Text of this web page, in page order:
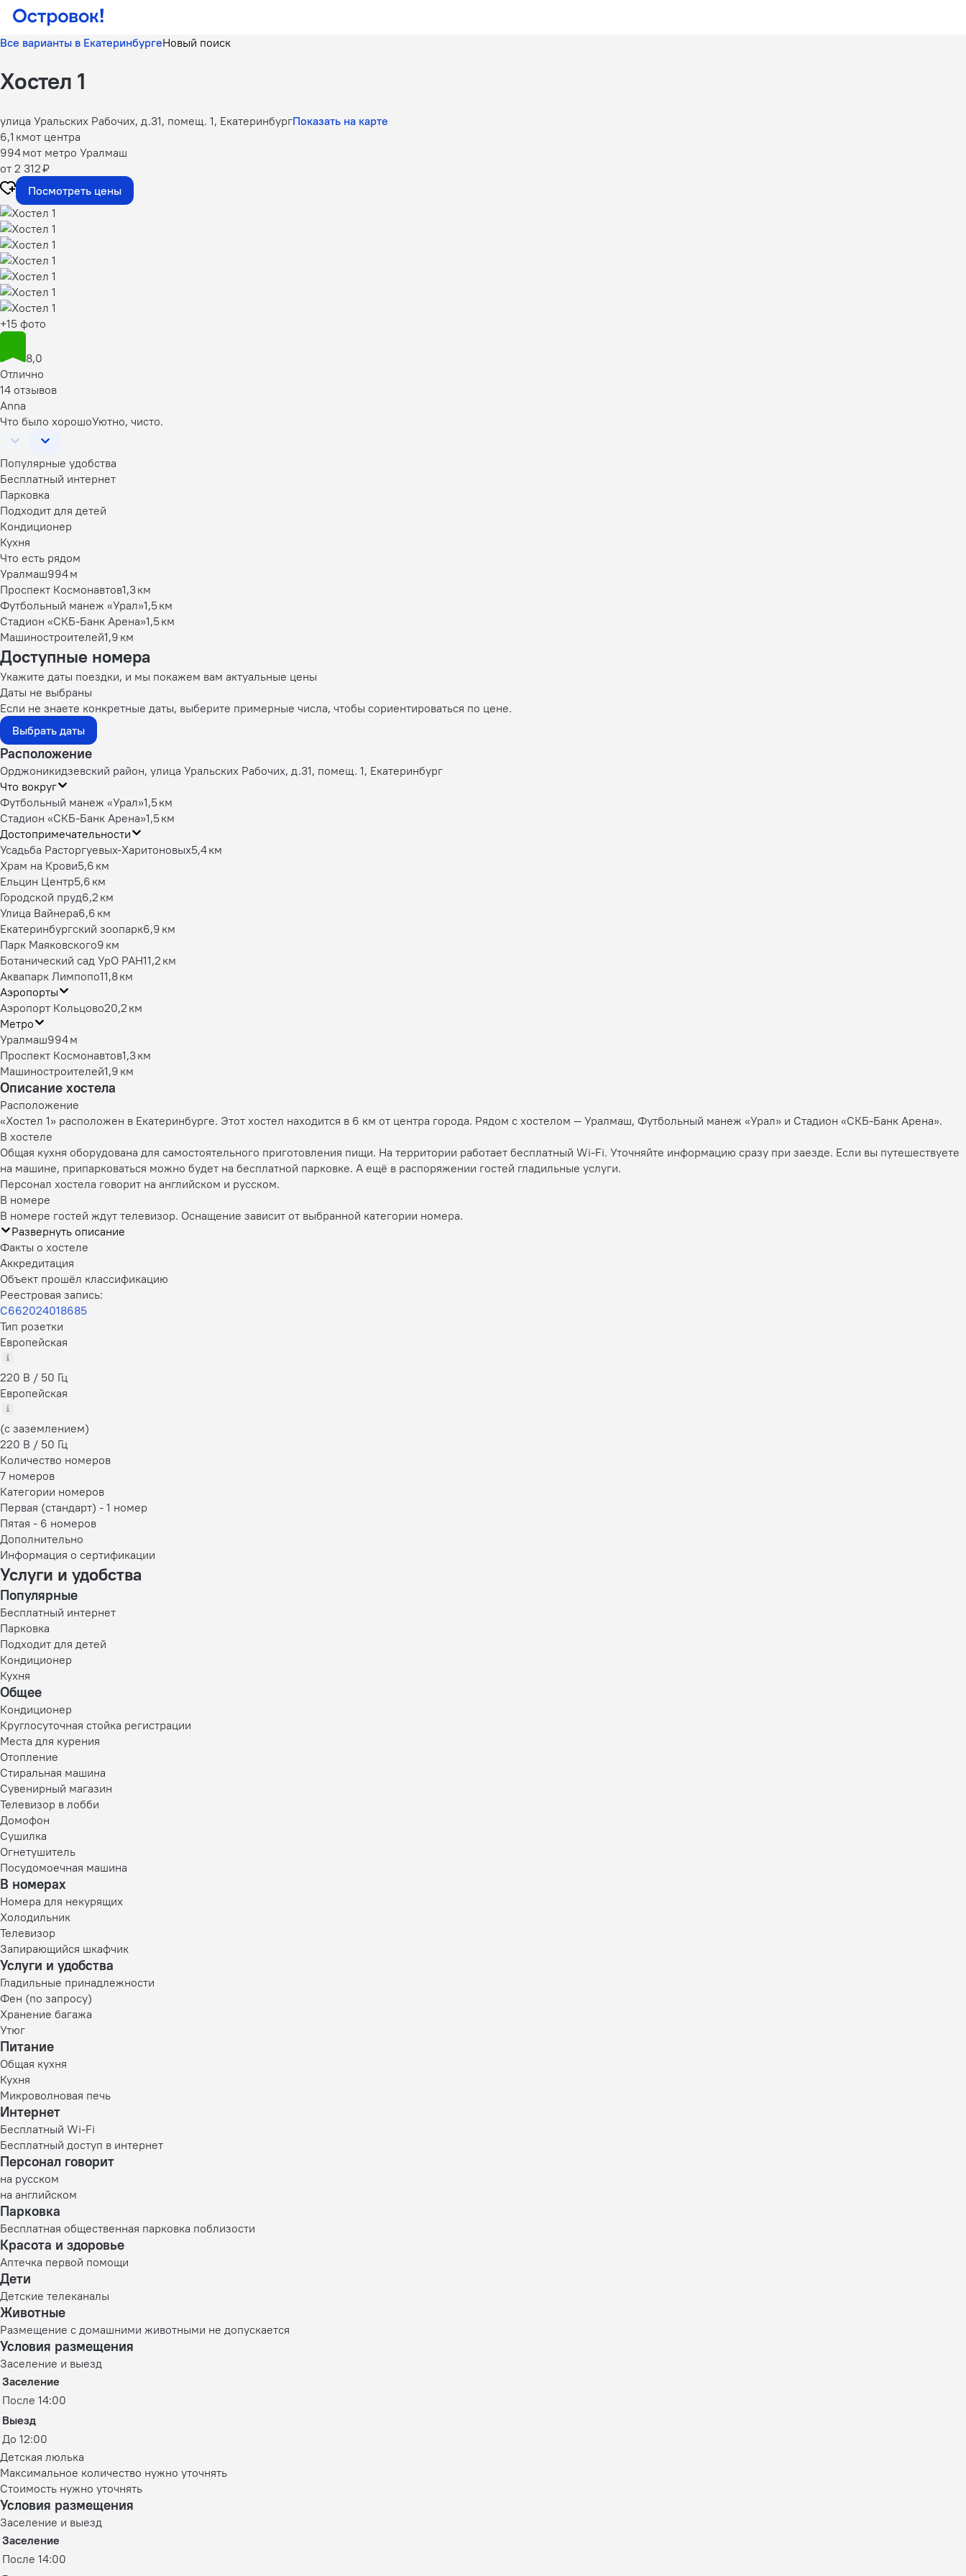
Все варианты в ЕкатеринбургеНовый поиск
Хостел 1
улица Уральских Рабочих, д.31, помещ. 1, ЕкатеринбургПоказать на карте
6,1 кмот центра
994 мот метро Уралмаш
от 2 312 ₽
Посмотреть цены
+15 фото
8,0
Отлично
14 отзывов
Anna
Что было хорошоУютно, чисто.
Популярные удобства
Бесплатный интернет
Парковка
Подходит для детей
Кондиционер
Кухня
Что есть рядом
Уралмаш994 м
Проспект Космонавтов1,3 км
Футбольный манеж «Урал»1,5 км
Стадион «СКБ-Банк Арена»1,5 км
Машиностроителей1,9 км
Доступные номера
Укажите даты поездки, и мы покажем вам актуальные цены
Даты не выбраны
Если не знаете конкретные даты, выберите примерные числа, чтобы сориентироваться по цене.
Выбрать даты
Расположение
Орджоникидзевский район, улица Уральских Рабочих, д.31, помещ. 1, Екатеринбург
Что вокруг
Футбольный манеж «Урал»1,5 км
Стадион «СКБ-Банк Арена»1,5 км
Достопримечательности
Усадьба Расторгуевых-Харитоновых5,4 км
Храм на Крови5,6 км
Ельцин Центр5,6 км
Городской пруд6,2 км
Улица Вайнера6,6 км
Екатеринбургский зоопарк6,9 км
Парк Маяковского9 км
Ботанический сад УрО РАН11,2 км
Аквапарк Лимпопо11,8 км
Аэропорты
Аэропорт Кольцово20,2 км
Метро
Уралмаш994 м
Проспект Космонавтов1,3 км
Машиностроителей1,9 км
Описание хостела
Расположение
«Хостел 1» расположен в Екатеринбурге. Этот хостел находится в 6 км от центра города. Рядом с хостелом — Уралмаш, Футбольный манеж «Урал» и Стадион «СКБ-Банк Арена».
В хостеле
Общая кухня оборудована для самостоятельного приготовления пищи. На территории работает бесплатный Wi-Fi. Уточняйте информацию сразу при заезде. Если вы путешествуете
на машине, припарковаться можно будет на бесплатной парковке. А ещё в распоряжении гостей гладильные услуги.
Персонал хостела говорит на английском и русском.
В номере
В номере гостей ждут телевизор. Оснащение зависит от выбранной категории номера.
Развернуть описание
Факты о хостеле
Аккредитация
Объект прошёл классификацию
Реестровая запись:
С662024018685
Тип розетки
Европейская
220 В / 50 Гц
Европейская
(с заземлением)
220 В / 50 Гц
Количество номеров
7 номеров
Категории номеров
Первая (стандарт) - 1 номер
Пятая - 6 номеров
Дополнительно
Информация о сертификации
Услуги и удобства
Популярные
Бесплатный интернет
Парковка
Подходит для детей
Кондиционер
Кухня
Общее
Кондиционер
Круглосуточная стойка регистрации
Места для курения
Отопление
Стиральная машина
Сувенирный магазин
Телевизор в лобби
Домофон
Сушилка
Огнетушитель
Посудомоечная машина
В номерах
Номера для некурящих
Холодильник
Телевизор
Запирающийся шкафчик
Услуги и удобства
Гладильные принадлежности
Фен (по запросу)
Хранение багажа
Утюг
Питание
Общая кухня
Кухня
Микроволновая печь
Интернет
Бесплатный Wi-Fi
Бесплатный доступ в интернет
Персонал говорит
на русском
на английском
Парковка
Бесплатная общественная парковка поблизости
Красота и здоровье
Аптечка первой помощи
Дети
Детские телеканалы
Животные
Размещение с домашними животными не допускается
Условия размещения
Заселение и выезд
Заселение
После 14:00
Выезд
До 12:00
Детская люлька
Максимальное количество нужно уточнять
Стоимость нужно уточнять
Условия размещения
Заселение и выезд
Заселение
После 14:00